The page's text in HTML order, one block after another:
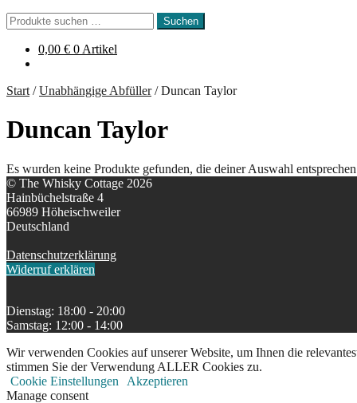
Suchen
nach:
Suchen
0,00 € 0 Artikel
Start /Unabhängige Abfüller/Duncan Taylor
Duncan Taylor
Es wurden keine Produkte gefunden, die deiner Auswahl
© The Whisky Cottage 2026
Hainbüchelstraße 4
66989 Höheischweiler
Deutschland
Datenschutzerklärung
Widerruf erklären
Dienstag: 18:00 - 20:00
Samstag: 12:00 - 14:00
Wir verwenden Cookies auf unserer Website, um Ihnen die
stimmen Sie der Verwendung ALLER Cookies zu.
Cookie Einstellungen
Akzeptieren
Manage consent